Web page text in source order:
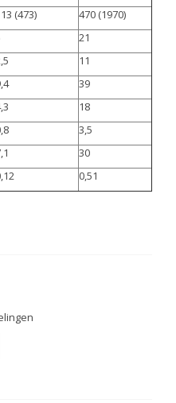
(473)
470 (1970)
21
11
39
18
3,5
30
0,51